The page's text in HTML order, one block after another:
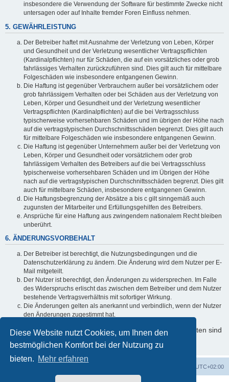
Diese Website nutzt Cookies, um Ihnen den
bestmöglichen Komfort bei der Nutzung zu
bieten. Mehr erfahren
insbesondere die Verwendung der Software für bestimmte Zwecke nicht
untersagen oder auf Inhalte fremder Foren Einfluss nehmen.
5. GEWÄHRLEISTUNG
Der Betreiber haftet mit Ausnahme der Verletzung von Leben, Körper
und Gesundheit und der Verletzung wesentlicher Vertragspflichten
(Kardinalpflichten) nur für Schäden, die auf ein vorsätzliches oder grob
fahrlässiges Verhalten zurückzuführen sind. Dies gilt auch für mittelbare
Folgeschäden wie insbesondere entgangenen Gewinn.
Die Haftung ist gegenüber Verbrauchern außer bei vorsätzlichem oder
grob fahrlässigem Verhalten oder bei Schäden aus der Verletzung von
Leben, Körper und Gesundheit und der Verletzung wesentlicher
Vertragspflichten (Kardinalpflichten) auf die bei Vertragsschluss
typischerweise vorhersehbaren Schäden und im übrigen der Höhe nach
auf die vertragstypischen Durchschnittsschäden begrenzt. Dies gilt auch
für mittelbare Folgeschäden wie insbesondere entgangenen Gewinn.
Die Haftung ist gegenüber Unternehmern außer bei der Verletzung von
Leben, Körper und Gesundheit oder vorsätzlichem oder grob
fahrlässigem Verhalten des Betreibers auf die bei Vertragsschluss
typischerweise vorhersehbaren Schäden und im Übrigen der Höhe
nach auf die vertragstypischen Durchschnittsschäden begrenzt. Dies gilt
auch für mittelbare Schäden, insbesondere entgangenen Gewinn.
Die Haftungsbegrenzung der Absätze a bis c gilt sinngemäß auch
zugunsten der Mitarbeiter und Erfüllungsgehilfen des Betreibers.
Ansprüche für eine Haftung aus zwingendem nationalem Recht bleiben
unberührt.
6. ÄNDERUNGSVORBEHALT
Der Betreiber ist berechtigt, die Nutzungsbedingungen und die
Datenschutzerklärung zu ändern. Die Änderung wird dem Nutzer per E-
Mail mitgeteilt.
Der Nutzer ist berechtigt, den Änderungen zu widersprechen. Im Falle
des Widerspruchs erlischt das zwischen dem Betreiber und dem Nutzer
bestehende Vertragsverhältnis mit sofortiger Wirkung.
Die Änderungen gelten als anerkannt und verbindlich, wenn der Nutzer
den Änderungen zugestimmt hat.
Informationen über den Umgang mit Ihren persönlichen Daten sind
in der Datenschutzerklärung enthalten.
UTC+02:00